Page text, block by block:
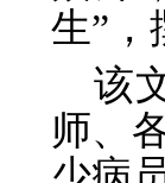
生”，
该
师、